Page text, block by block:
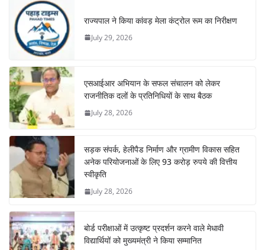
राज्यपाल ने किया कांवड़ मेला कंट्रोल रूम का निरीक्षण
July 29, 2026
एसआईआर अभियान के सफल संचालन को लेकर
राजनीतिक दलों के प्रतिनिधियों के साथ बैठक
July 28, 2026
सड़क संपर्क, हेलीपैड निर्माण और ग्रामीण विकास सहित
अनेक परियोजनाओं के लिए 93 करोड़ रुपये की वित्तीय
स्वीकृति
July 28, 2026
बोर्ड परीक्षाओं में उत्कृष्ट प्रदर्शन करने वाले मेधावी
विद्यार्थियों को मुख्यमंत्री ने किया सम्मानित